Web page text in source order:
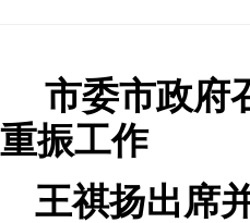
市委市政府
重振工作
王祺扬出席